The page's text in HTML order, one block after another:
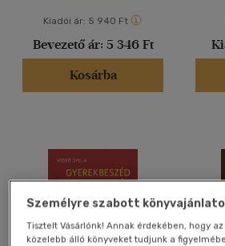
Felnőtt (580)
Nyelv szerint
Német
Török(1)
Vélemény szerint
Kiadói ár: 5 940 Ft
Bevezető ár: 5 346 Ft
Kosárba
Személyre szabott
Tisztelt Vásárlónk! Annak érdekében, hogy
közelebb álló könyveket tudjunk a